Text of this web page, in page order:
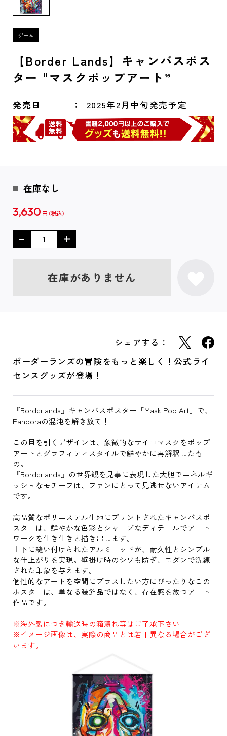
【Border Lands】キャンバスポス
ター "マスクポップアート”
発売日 2025年2月中旬発売予定
在庫なし
3,630 円
在庫がありません
シェアする：
ボーダーランズの冒険をもっと楽しく！公式ライ
センスグッズが登場！
『Borderlands』キャンバスポスター「Mask Pop Art」で、
Pandoraの混沌を解き放て！
この目を引くデザインは、象徴的なサイコマスクをポップ
アートとグラフィティスタイルで鮮やかに再解釈したも
の。
『Borderlands』の世界観を見事に表現した大胆でエネルギ
ッシュなモチーフは、ファンにとって見逃せないアイテム
です。
高品質なポリエステル生地にプリントされたキャンバスポ
スターは、鮮やかな色彩とシャープなディテールでアート
ワークを生き生きと描き出します。
上下に縫い付けられたアルミロッドが、耐久性とシンプル
な仕上がりを実現。壁掛け時のシワも防ぎ、モダンで洗練
された印象を与えます。
個性的なアートを空間にプラスしたい方にぴったりなこの
ポスターは、単なる装飾品ではなく、存在感を放つアート
作品です。
※海外製につき輸送時の箱潰れ等はご了承下さい
※イメージ画像は、実際の商品とは若干異なる場合がござ
います。